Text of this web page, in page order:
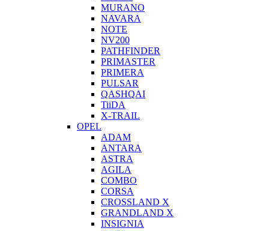
MURANO
NAVARA
NOTE
NV200
PATHFINDER
PRIMASTER
PRIMERA
PULSAR
QASHQAI
TiiDA
X-TRAIL
OPEL
ADAM
ANTARA
ASTRA
AGILA
COMBO
CORSA
CROSSLAND X
GRANDLAND X
INSIGNIA